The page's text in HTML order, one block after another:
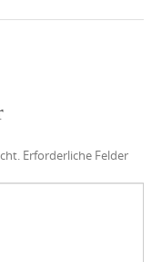
Erforderliche Felder